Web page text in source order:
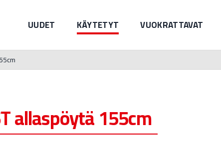
UUDET KÄYTETYT VUOKRATTAVAT
allaspöytä 155cm